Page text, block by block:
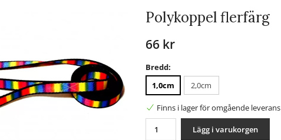
Polykoppel flerfärg
66 kr
Bredd:
1,0cm
2,0cm
Finns i lager för omgående leverans
Lägg i varukorgen